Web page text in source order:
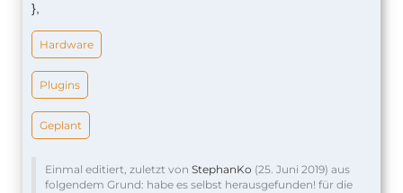
},
Hardware
Plugins
Geplant
Einmal editiert, zuletzt von StephanKo (25. Juni 2019) aus
folgendem Grund: habe es selbst herausgefunden! für die